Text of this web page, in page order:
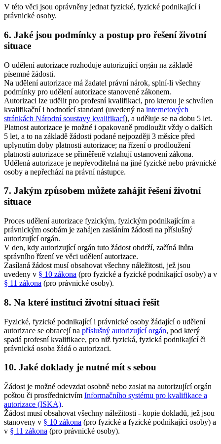
V této věci jsou oprávněny jednat fyzické, fyzické podnikající i
právnické osoby.
6. Jaké jsou podmínky a postup pro řešení životní
situace
O udělení autorizace rozhoduje autorizující orgán na základě
písemné žádosti.
Na udělení autorizace má žadatel právní nárok, splní-li všechny
podmínky pro udělení autorizace stanovené zákonem.
Autorizaci lze udělit pro profesní kvalifikaci, pro kterou je schválen
kvalifikační i hodnotící standard (uvedený na internetových
stránkách Národní soustavy kvalifikací), a uděluje se na dobu 5 let.
Platnost autorizace je možné i opakovaně prodloužit vždy o dalších
5 let, a to na základě žádosti podané nejpozději 3 měsíce před
uplynutím doby platnosti autorizace; na řízení o prodloužení
platnosti autorizace se přiměřeně vztahují ustanovení zákona.
Udělená autorizace je nepřevoditelná na jiné fyzické nebo právnické
osoby a nepřechází na právní nástupce.
7. Jakým způsobem můžete zahájit řešení životní
situace
Proces udělení autorizace fyzickým, fyzickým podnikajícím a
právnickým osobám je zahájen zasláním žádosti na příslušný
autorizující orgán.
V den, kdy autorizující orgán tuto žádost obdrží, začíná lhůta
správního řízení ve věci udělení autorizace.
Zasílaná žádost musí obsahovat všechny náležitosti, jež jsou
uvedeny v § 10 zákona (pro fyzické a fyzické podnikající osoby) a v
§ 11 zákona (pro právnické osoby).
8. Na které instituci životní situaci řešit
Fyzické, fyzické podnikající i právnické osoby žádající o udělení
autorizace se obracejí na příslušný autorizující orgán, pod který
spadá profesní kvalifikace, pro niž fyzická, fyzická podnikající či
právnická osoba žádá o autorizaci.
10. Jaké doklady je nutné mít s sebou
Žádost je možné odevzdat osobně nebo zaslat na autorizující orgán
poštou či prostřednictvím Informačního systému pro kvalifikace a
autorizace (ISKA).
Žádost musí obsahovat všechny náležitosti - kopie dokladů, jež jsou
stanoveny v § 10 zákona (pro fyzické a fyzické podnikající osoby) a
v § 11 zákona (pro právnické osoby).